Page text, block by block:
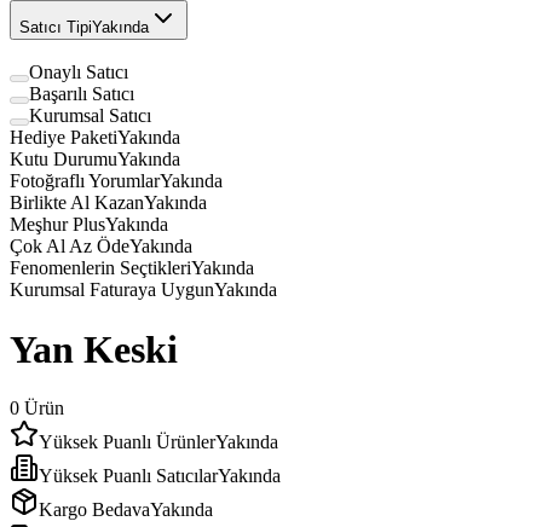
Satıcı TipiYakında
Onaylı Satıcı
Başarılı Satıcı
Kurumsal Satıcı
Hediye PaketiYakında
Kutu DurumuYakında
Fotoğraflı YorumlarYakında
Birlikte Al KazanYakında
Meşhur PlusYakında
Çok Al Az ÖdeYakında
Fenomenlerin SeçtikleriYakında
Kurumsal Faturaya UygunYakında
Yan Keski
0 Ürün
Yüksek Puanlı ÜrünlerYakında
Yüksek Puanlı SatıcılarYakında
Kargo BedavaYakında